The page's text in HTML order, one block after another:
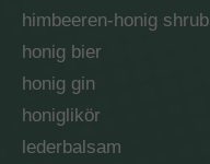
himbeeren-honig shrub
honig bier
honig gin
honiglikör
lederbalsam